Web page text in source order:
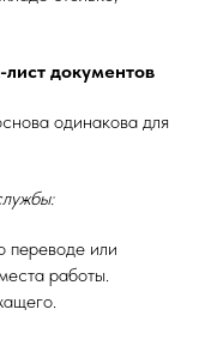
документов
одинакова для
переводе или
работы.